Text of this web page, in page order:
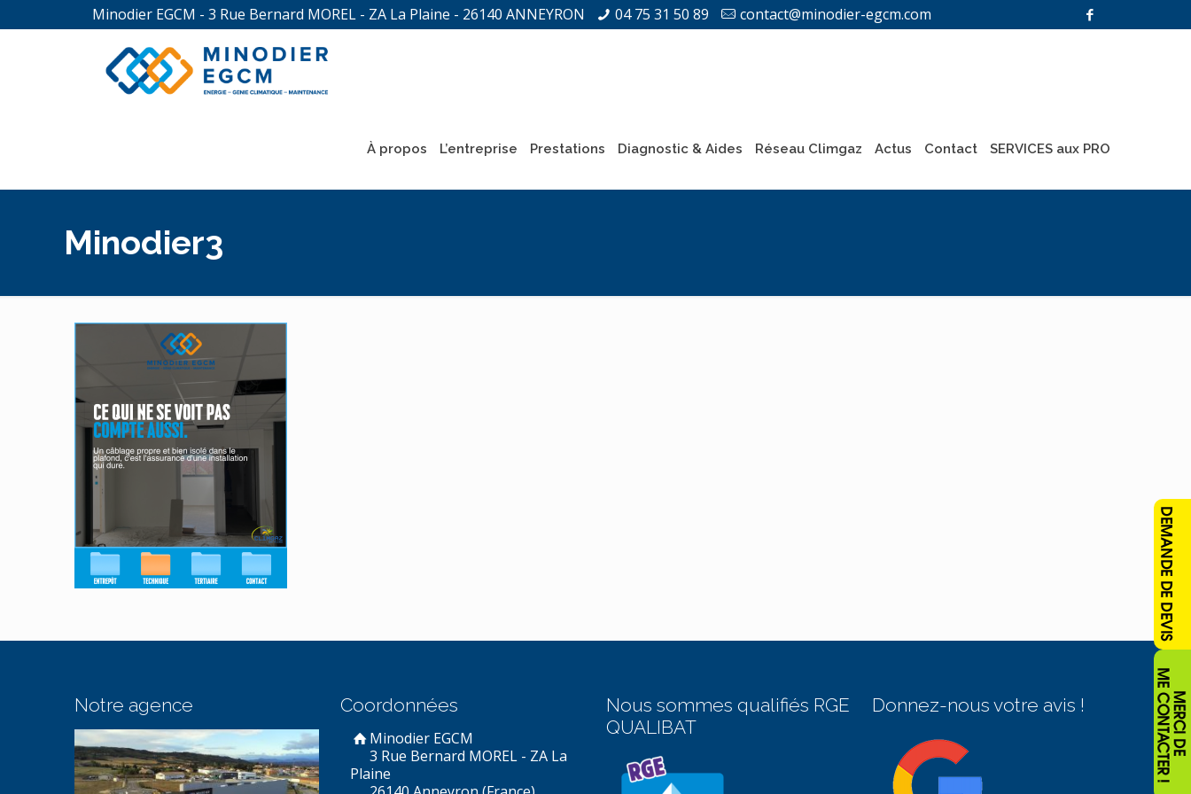
Minodier EGCM - 3 Rue Bernard MOREL - ZA La Plaine - 26140 ANNEYRON 04 75 31 50 89 contact@minodier-egcm.com
À propos L’entreprise Prestations Diagnostic & Aides Réseau Climgaz Actus Contact SERVICES aux PRO
Minodier3
Notre agence Coordonnées
Minodier EGCM
3 Rue Bernard MOREL - ZA La
Plaine
Nous sommes qualifiés RGE
QUALIBAT
Donnez-nous votre avis !